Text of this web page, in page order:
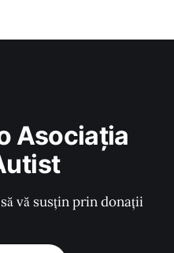
Asociația
vă susțin prin donații